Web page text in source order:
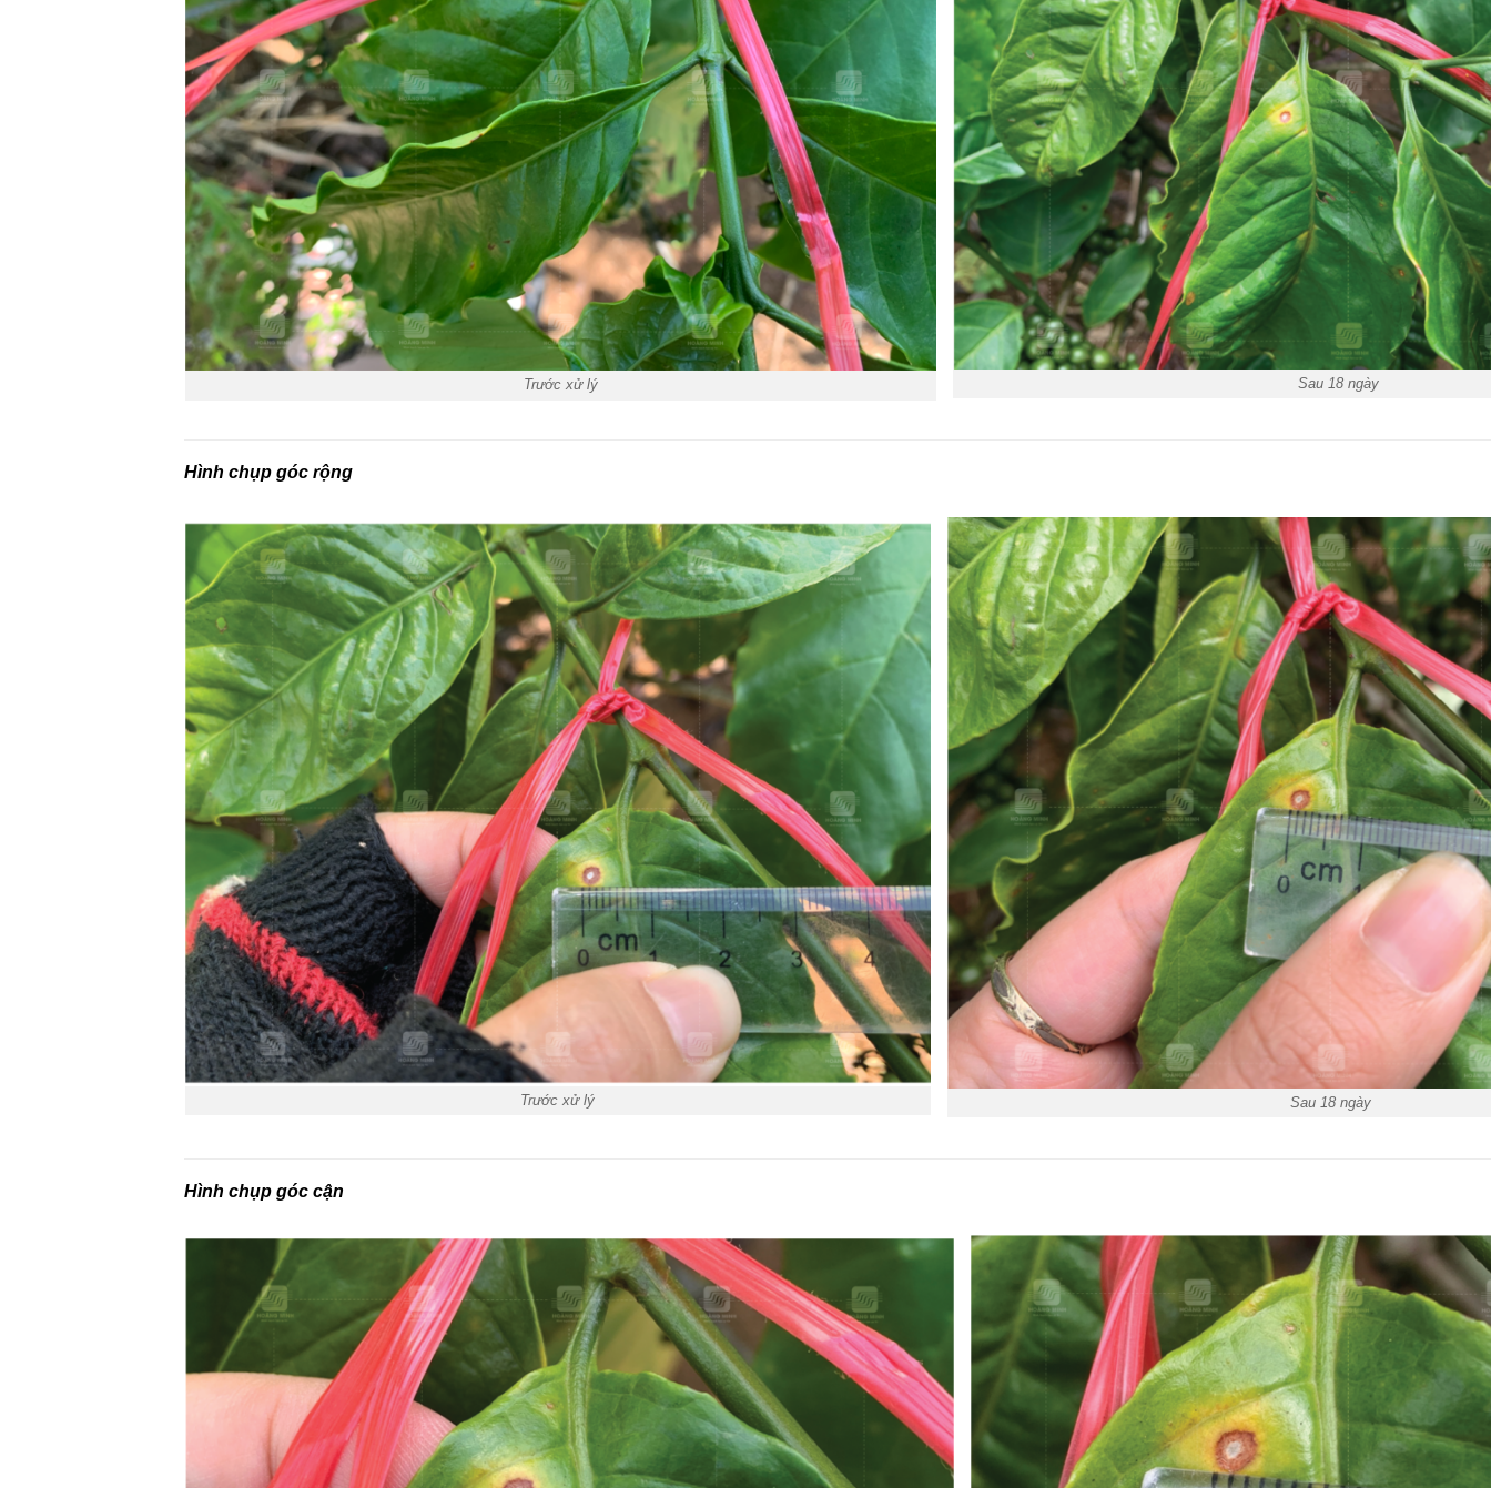
Trước xử lý Sau 18 ngày
Hình chụp góc rộng
Trước xử lý Sau 18 ngày
Hình chụp góc cận